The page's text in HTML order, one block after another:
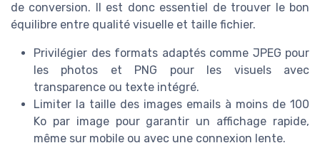
de conversion. Il est donc essentiel de trouver le bon
équilibre entre qualité visuelle et taille fichier.
Privilégier des formats adaptés comme JPEG pour
les photos et PNG pour les visuels avec
transparence ou texte intégré.
Limiter la taille des images emails à moins de 100
Ko par image pour garantir un affichage rapide,
même sur mobile ou avec une connexion lente.